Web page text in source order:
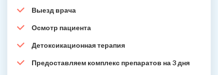
Выезд врача
Осмотр пациента
Детоксикационная терапия
Предоставляем комплекс препаратов на 3 дня